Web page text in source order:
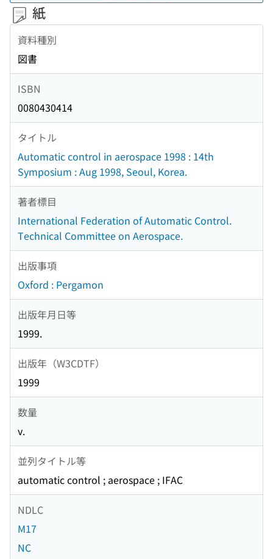
紙
資料種別
図書
ISBN
0080430414
タイトル
Automatic control in aerospace 1998 : 14th
Symposium : Aug 1998, Seoul, Korea.
著者標目
International Federation of Automatic Control.
Technical Committee on Aerospace.
出版事項
Oxford : Pergamon
出版年月日等
1999.
出版年（W3CDTF）
1999
数量
v.
並列タイトル等
automatic control ; aerospace ; IFAC
NDLC
M17
NC